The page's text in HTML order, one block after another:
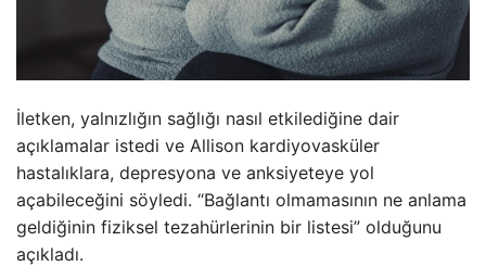
İletken, yalnızlığın sağlığı nasıl etkilediğine dair
açıklamalar istedi ve Allison kardiyovasküler
hastalıklara, depresyona ve anksiyeteye yol
açabileceğini söyledi. “Bağlantı olmamasının ne anlama
geldiğinin fiziksel tezahürlerinin bir listesi” olduğunu
açıkladı.